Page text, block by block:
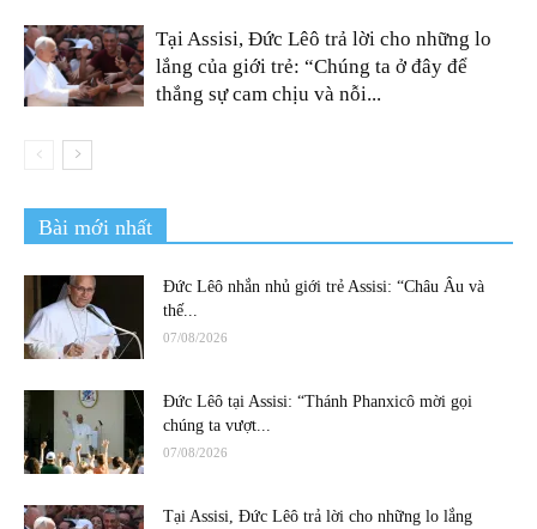
Tại Assisi, Đức Lêô trả lời cho những lo
lắng của giới trẻ: “Chúng ta ở đây để
thắng sự cam chịu và nỗi...
Bài mới nhất
Đức Lêô nhắn nhủ giới trẻ Assisi: “Châu Âu và
thế...
07/08/2026
Đức Lêô tại Assisi: “Thánh Phanxicô mời gọi
chúng ta vượt...
07/08/2026
Tại Assisi, Đức Lêô trả lời cho những lo lắng